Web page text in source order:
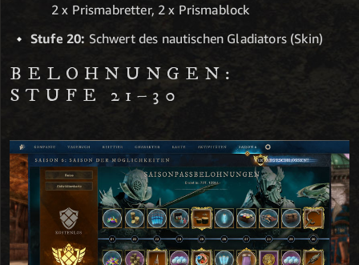
2 x Prismabretter, 2 x Prismablock
Stufe 20: Schwert des nautischen Gladiators (Skin)
BELOHNUNGEN:
STUFE 21–30